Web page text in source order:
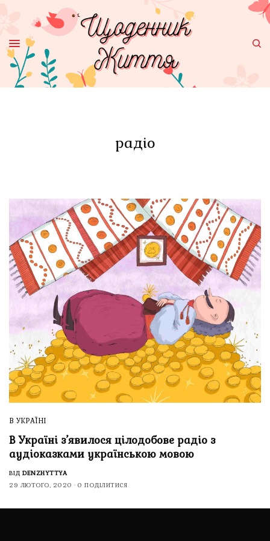
радіо
В УКРАЇНІ
В Україні з’явилося цілодобове радіо з
аудіоказками українською мовою
ВІД DENZHYTTYA
29 ЛЮТОГО, 2020
0 ПОДІЛИТИСЯ